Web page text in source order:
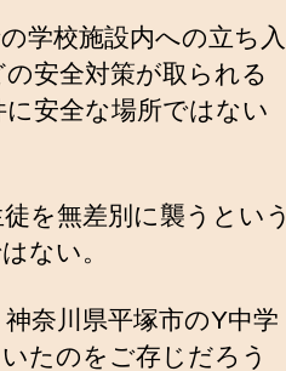
学校施設内への立ち入
安全対策が取られる
安全な場所ではない
を無差別に襲うという
ない。
奈川県平塚市のY中学
たのをご存じだろう